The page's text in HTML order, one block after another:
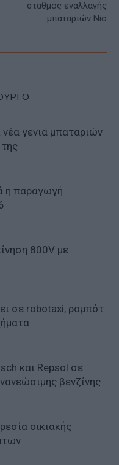
σταθμός εναλλαγής
μπαταριών Nio
γενιά μπαταριών
η παραγωγή
800V με
σε robotaxi, ρομπότ
και Repsol σε
βενζίνης
οικιακής